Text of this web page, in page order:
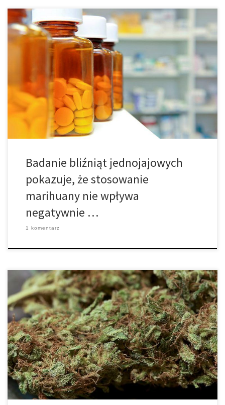
Niedawne badania przeprowadzone na dorosłych bliźniętach
sugerują, że stosowanie konopi w jakimkolwiek wieku nie ma
wpływu na inteligencję. Badanie, w których jedno z bliźniąt
stosowało konopie przez dłuższy czas, a drugie wcale,
przeprowadzone przez Narodową Akademię Nauki w USA
stwierdziło, że konopia nie ma negatywnego wpływu na
inteligencję, w tym […]
Badanie bliźniąt jednojajowych
pokazuje, że stosowanie
marihuany nie wpływa
negatywnie …
1 komentarz
Tennessee Tech ma zamiar stać się drugą szkołą w USA, która
legalnie będzie uprawiać medyczną marihuanę. Uczelnia została
wybrana jako ośrodek dostarczania marihuany do czteroletniego
badania leczenia padaczki, na mocy ustawy, która czeka na
podpis Gubernatora (Bill Haslam). Wniosek, SB 2531, przeszedł na
początku tego miesiąca i ma być wpisany […]